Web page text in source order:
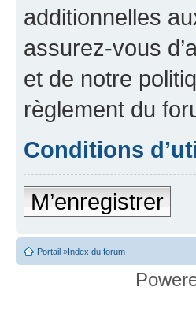
additionnelles
assurez-vous
et de notre
règlement du
Conditions
M’enregistrer
Portail »Index du forum